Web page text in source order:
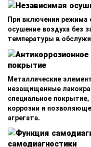
При включении режима
осушение воздуха без
температуры в
покрытие
Металлические
незащищенные
специальное
коррозии и
агрегата.
самодиагностики